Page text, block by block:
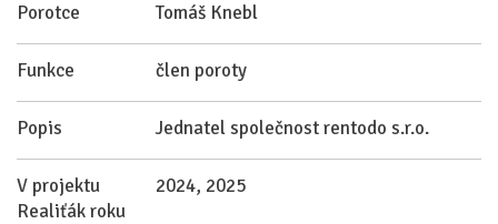
Porotce Tomáš Knebl
Funkce člen poroty
Popis Jednatel společnost rentodo s.r.o.
V projektu
Realiťák roku
2024, 2025